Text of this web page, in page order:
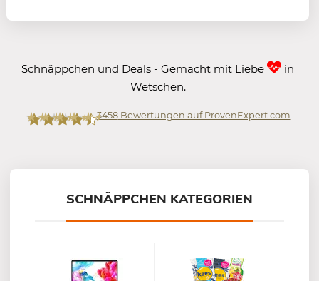
Schnäppchen und Deals - Gemacht mit Liebe
in
Wetschen.
3458Bewertungen auf ProvenExpert.com
SCHNÄPPCHEN KATEGORIEN